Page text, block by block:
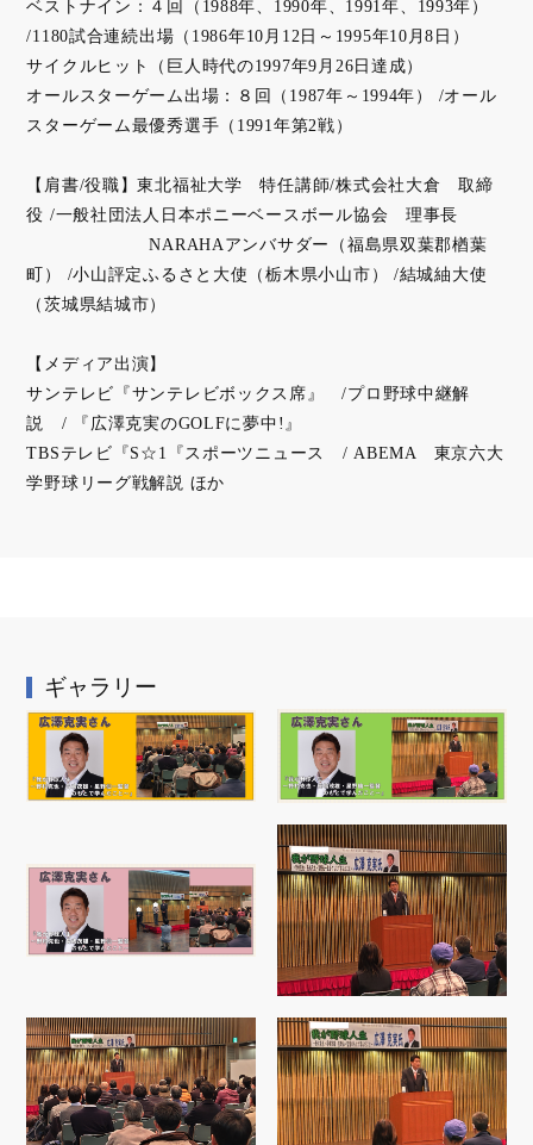
ベストナイン：４回（1988年、1990年、1991年、1993年）
/1180試合連続出場（1986年10月12日～1995年10月8日）
サイクルヒット（巨人時代の1997年9月26日達成）
オールスターゲーム出場：８回（1987年～1994年） /オール
スターゲーム最優秀選手（1991年第2戦）
【肩書/役職】東北福祉大学 特任講師/株式会社大倉 取締
役 /一般社団法人日本ポニーベースボール協会 理事長
NARAHAアンバサダー（福島県双葉郡楢葉
町） /小山評定ふるさと大使（栃木県小山市） /結城紬大使
（茨城県結城市）
【メディア出演】
サンテレビ『サンテレビボックス席』 /プロ野球中継解
説 / 『広澤克実のGOLFに夢中!』
TBSテレビ『S☆1『スポーツニュース / ABEMA 東京六大
学野球リーグ戦解説 ほか
ギャラリー